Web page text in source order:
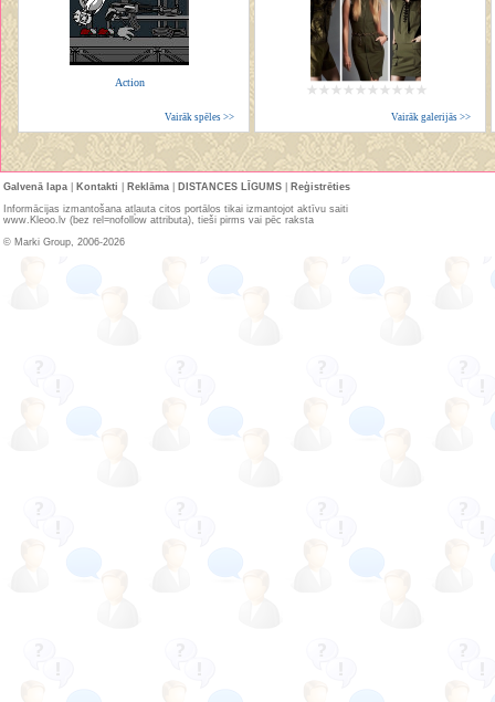
Action
Vairāk spēles >> Vairāk galerijās >>
Galvenā lapa Kontakti Reklāma DISTANCES LĪGUMS
Reģistrēties
Informācijas izmantošana atļauta citos portālos tikai izmantojot aktīvu saiti
www.Kleoo.lv (bez rel=nofollow attributa), tieši pirms vai pēc raksta
© Marki Group, 2006-2026